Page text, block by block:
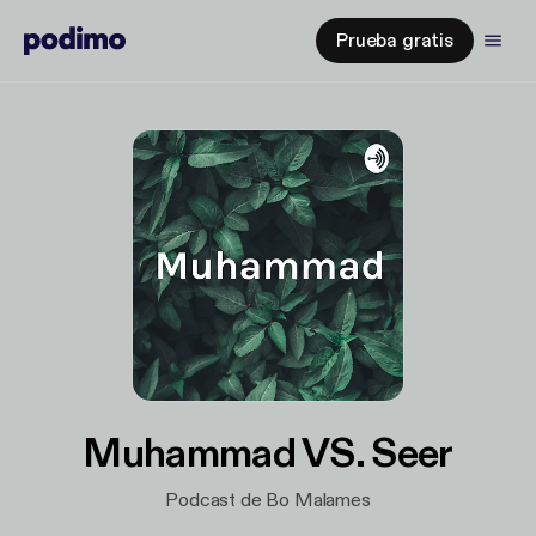
Prueba gratis
Muhammad VS. Seer
Podcast de Bo Malames